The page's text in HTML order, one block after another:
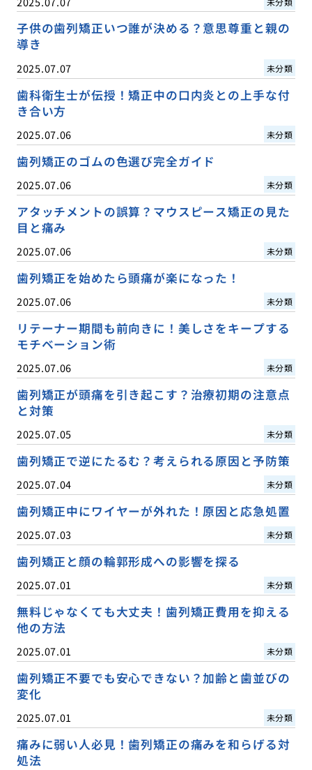
子供の歯列矯正いつ誰が決める？意思尊重と親の
導き
2025.07.07 未分類
歯科衛生士が伝授！矯正中の口内炎との上手な付
き合い方
2025.07.06 未分類
歯列矯正のゴムの色選び完全ガイド
2025.07.06 未分類
アタッチメントの誤算？マウスピース矯正の見た
目と痛み
2025.07.06 未分類
歯列矯正を始めたら頭痛が楽になった！
2025.07.06 未分類
リテーナー期間も前向きに！美しさをキープする
モチベーション術
2025.07.06 未分類
歯列矯正が頭痛を引き起こす？治療初期の注意点
と対策
2025.07.05 未分類
歯列矯正で逆にたるむ？考えられる原因と予防策
2025.07.04 未分類
歯列矯正中にワイヤーが外れた！原因と応急処置
2025.07.03 未分類
歯列矯正と顔の輪郭形成への影響を探る
2025.07.01 未分類
無料じゃなくても大丈夫！歯列矯正費用を抑える
他の方法
2025.07.01 未分類
歯列矯正不要でも安心できない？加齢と歯並びの
変化
2025.07.01 未分類
痛みに弱い人必見！歯列矯正の痛みを和らげる対
処法